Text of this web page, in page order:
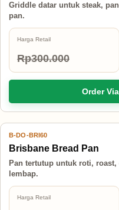
Griddle datar untuk steak,
pan.
Harga Retail
Rp300.000
Order
12% OFF
B-DO-BRI60
Brisbane Bread Pan
Pan tertutup untuk roti,
lembap.
Harga Retail